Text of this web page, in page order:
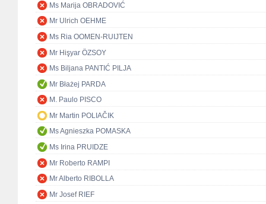
Ms Marija OBRADOVIĆ
Mr Ulrich OEHME
Ms Ria OOMEN-RUIJTEN
Mr Hişyar ÖZSOY
Ms Biljana PANTIĆ PILJA
Mr Błażej PARDA
M. Paulo PISCO
Mr Martin POLIAČIK
Ms Agnieszka POMASKA
Ms Irina PRUIDZE
Mr Roberto RAMPI
Mr Alberto RIBOLLA
Mr Josef RIEF